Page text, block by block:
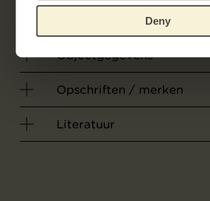
Deny
Objectgegevens
Opschriften / merken
Literatuur